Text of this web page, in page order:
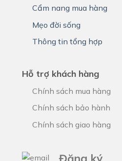
Cẩm nang mua hàng
Mẹo đời sống
Thông tin tổng hợp
Hỗ trợ khách hàng
Chính sách mua hàng
Chính sách bảo hành
Chính sách giao hàng